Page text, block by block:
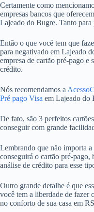
Certamente como
empresas bancos que
Lajeado do Bugre. Tanto
Então o que você tem que
para negativado em Lajeado
empresa de cartão pré-pago e
crédito.
Nós recomendamos a
Pré pago Visa em Lajeado do
De fato, são 3 perfeitos
conseguir com grande
Lembrando que não importa
conseguirá o cartão pré-pago,
análise de crédito para esse
Outro grande detalhe é que
você tem a liberdade de fazer
no conforto de sua casa em